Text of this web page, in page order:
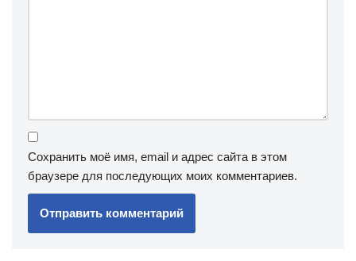
Сохранить моё имя, email и адрес сайта в этом
браузере для последующих моих комментариев.